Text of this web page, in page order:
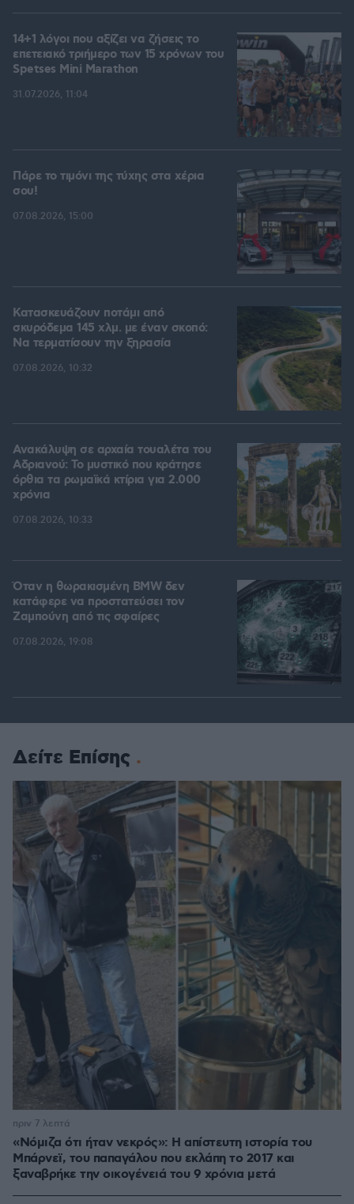
14+1 λόγοι που αξίζει να ζήσεις το
επετειακό τριήμερο των 15 χρόνων του
Spetses Mini Marathon
31.07.2026, 11:04
Πάρε το τιμόνι της τύχης στα χέρια
σου!
07.08.2026, 15:00
Κατασκευάζουν ποτάμι από
σκυρόδεμα 145 χλμ. με έναν σκοπό:
Να τερματίσουν την ξηρασία
07.08.2026, 10:32
Ανακάλυψη σε αρχαία τουαλέτα του
Αδριανού: Το μυστικό που κράτησε
όρθια τα ρωμαϊκά κτίρια για 2.000
χρόνια
07.08.2026, 10:33
Όταν η θωρακισμένη BMW δεν
κατάφερε να προστατεύσει τον
Ζαμπούνη από τις σφαίρες
07.08.2026, 19:08
Δείτε Επίσης
«Νόμιζα ότι ήταν νεκρός»: Η απίστευτη ιστορία του
Μπάρνεϊ, του παπαγάλου που εκλάπη το 2017 και
ξαναβρήκε την οικογένειά του 9 χρόνια μετά
πριν 7 λεπτά